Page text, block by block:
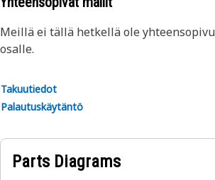
Meillä ei tällä hetkellä ole
osalle.
Takuutiedot
Palautuskäytäntö
Parts Diagrams